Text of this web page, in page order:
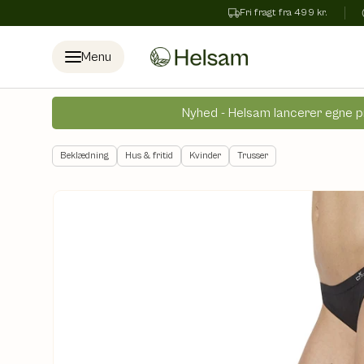
Spring til indhold
Fri fragt fra 499 kr.
Menu
Nyhed - Helsam lancerer egne
Beklædning Hus & fritid Kvinder Trusser